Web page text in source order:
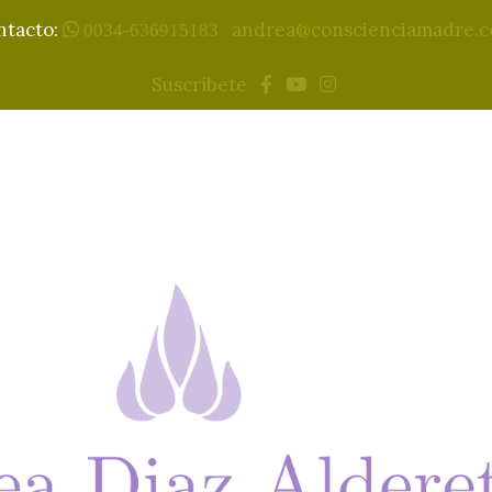
0034-636915183
Suscríbete